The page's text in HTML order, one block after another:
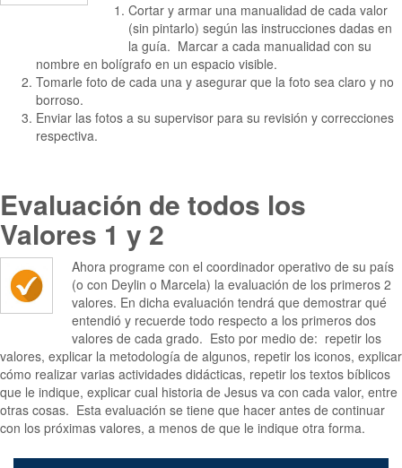
Cortar y armar una manualidad de cada valor
(sin pintarlo) según las instrucciones dadas en
la guía. Marcar a cada manualidad con su
nombre en bolígrafo en un espacio visible.
Tomarle foto de cada una y asegurar que la foto sea claro y no
borroso.
Enviar las fotos a su supervisor para su revisión y correcciones
respectiva.
Evaluación de todos los
Valores 1 y 2
Ahora programe con el coordinador operativo de su país
(o con Deylin o Marcela) la evaluación de los primeros 2
valores. En dicha evaluación tendrá que demostrar qué
entendió y recuerde todo respecto a los primeros dos
valores de cada grado. Esto por medio de: repetir los
valores, explicar la metodología de algunos, repetir los iconos, explicar
cómo realizar varias actividades didácticas, repetir los textos bíblicos
que le indique, explicar cual historia de Jesus va con cada valor, entre
otras cosas. Esta evaluación se tiene que hacer antes de continuar
con los próximas valores, a menos de que le indique otra forma.